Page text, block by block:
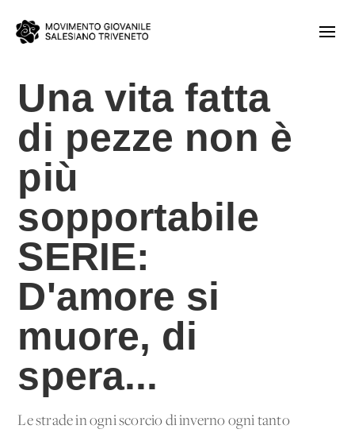
Una vita fatta
di pezze non è
più
sopportabile
SERIE:
D'amore si
muore, di
spera...
Le strade in ogni scorcio di inverno ogni tanto